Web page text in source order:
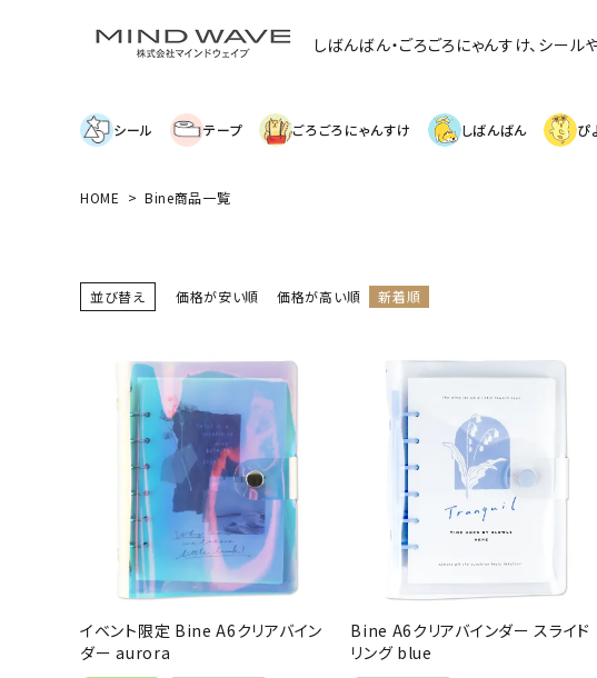
しばんばん・ごろごろにゃんすけ、シー
シール テープ ごろごろにゃんすけ しばんばん ぴ
表示するレコメンドはありません。
人気商品から探す
モチーフから探す
キャラクターから探す
HOME Bine商品一覧
並び替え 価格が安い順 価格が高い順 新着順
イベント限定 Bine A6クリアバイン
ダー aurora
Bine A6クリアバインダー スライド
リング blue